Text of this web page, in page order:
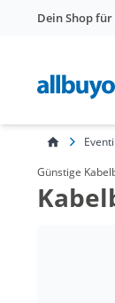
Dein Shop
Günstige